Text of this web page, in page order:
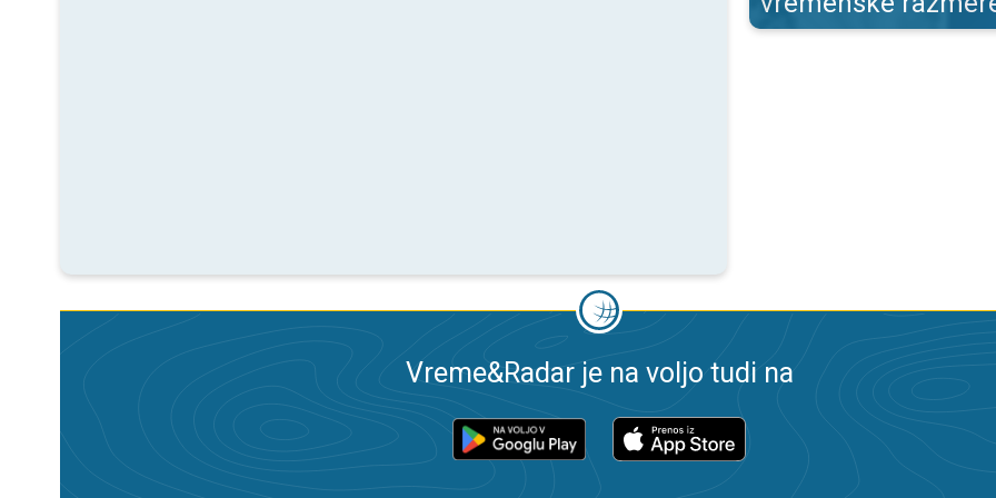
Vreme&Radar je na voljo tudi na